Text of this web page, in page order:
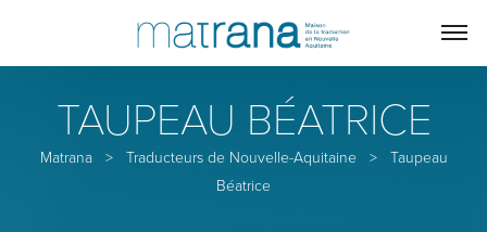
TAUPEAU BÉATRICE
Matrana> Traducteurs de Nouvelle-Aquitaine >
Taupeau
Béatrice